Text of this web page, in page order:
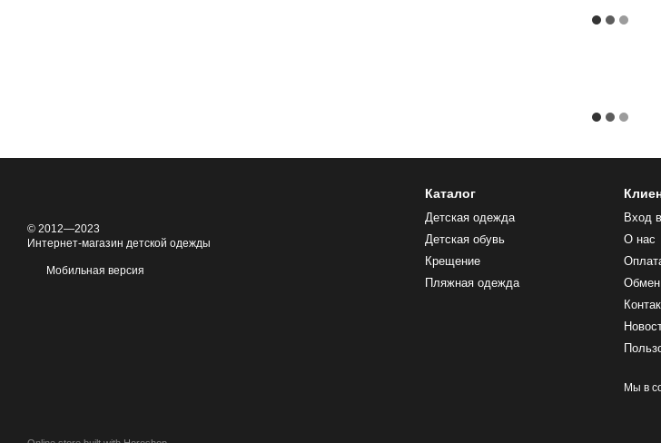
© 2012—2023
Интернет-магазин детской одежды
Мобильная версия
Каталог
Детская одежда
Детская обувь
Крещение
Пляжная одежда
Вход
О нас
Обмен
Мы в